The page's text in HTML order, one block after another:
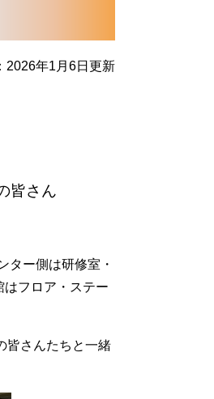
2026年1月6日更新
皆さん
ター側は研修室・
フロア・ステー
皆さんたちと一緒